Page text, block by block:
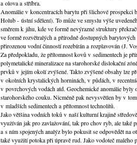
a olova a stříbra.
Anomálie v koncentracích barytu při šlichové
Holub - ústní sdělení). To může ve smyslu výše
směrem k jihu, kde ve formě nevýrazné struktury
ve formě rozvětralých a přírodně dostupných
přirozenou vodní činností rozebírán a rozplavován (J.
Za předpokladu, že přítomnost kovů v sedimentech je
polymetalické mineralizace na starohorské dislokační
prvků v jejím okolí zvýšené. Takto zvýšené obsahy lze
v okolních krystalických horninách, v půdách, v
v povrchových vodách atd. Geochemické anomálie
starohorského couku. Nicméně pak nevysvětlen by v
v mladších sedimentech a přítomnost technolitů.
Jako většina vodních toků v naší kulturní krajině
využíván jak pro zavlažování, tak pro chov ryb, ale
a s ním spojených analýz bylo pokusit se odpovědět na
také využití potoka při úpravě rud. Jako vodoteč malého